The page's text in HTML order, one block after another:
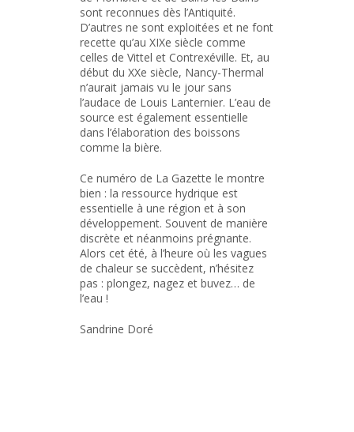
sont reconnues dès l’Antiquité.
D’autres ne sont exploitées et ne font
recette qu’au XIXe siècle comme
celles de Vittel et Contrexéville. Et, au
début du XXe siècle, Nancy-Thermal
n’aurait jamais vu le jour sans
l’audace de Louis Lanternier. L’eau de
source est également essentielle
dans l’élaboration des boissons
comme la bière.
Ce numéro de La Gazette le montre
bien : la ressource hydrique est
essentielle à une région et à son
développement. Souvent de manière
discrète et néanmoins prégnante.
Alors cet été, à l’heure où les vagues
de chaleur se succèdent, n’hésitez
pas : plongez, nagez et buvez… de
l’eau !
Sandrine Doré